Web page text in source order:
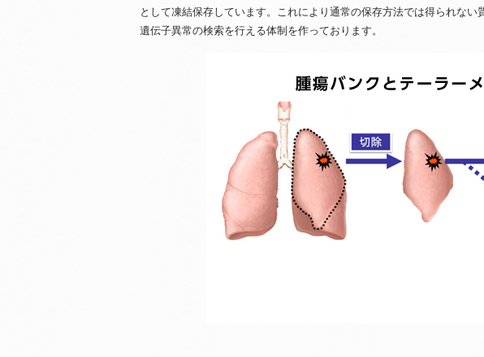
として凍結保存しています。これにより通常の保存方法では得られな
遺伝子異常の検索を行える体制を作っております。